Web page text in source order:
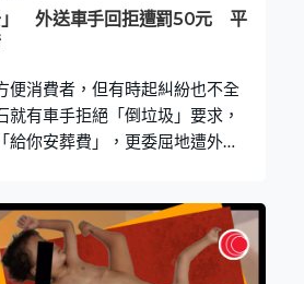
」 外送車手回拒遭罰50元 平
便消費者，但有時起糾紛也不全
就有車手拒絕「倒垃圾」要求，
給你安葬費」，更委屈地遭外送
客：你在清高甚麼 報道指出，
12日接了一宗「幫買幫送」訂
放在門口拍照，還說「門口垃